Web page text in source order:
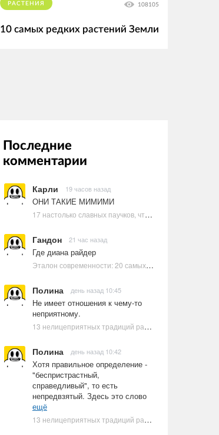
РАСТЕНИЯ 108105
10 самых редких растений Земли
Последние
комментарии
Карли 19 часов назад
ОНИ ТАКИЕ МИМИМИ
17 настолько славных паучков, что даже у арахнофобов появится желание их погладить
Гандон 21 час назад
Где диана райдер
Эталон современности: 20 самых красивых и привлекательных актрис Голливуда, по мнению Google | Ультрамарин
Полина день назад 10:45
Не имеет отношения к чему-то
неприятному.
13 нелицеприятных традиций разных стран, которые могут шокировать неподготовленного человека
Полина день назад 10:42
Хотя правильное определение -
"беспристрастный,
справедливый", то есть
непредвзятый. Здесь это слово
ещё
13 нелицеприятных традиций разных стран, которые могут шокировать неподготовленного человека